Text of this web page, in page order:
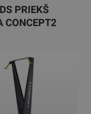
PRIEKŠ
CONCEPT2